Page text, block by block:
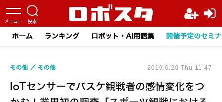
ホーム ランキング ロボット・AI用語集 開催予定のセミ
IoTセンサーでバスケ観戦者の感情変化をつ
その他 その他 2019.6.20 Thu 11:47